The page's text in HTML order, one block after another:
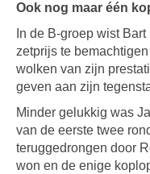
Ook nog maar één
In de B-groep wist
zetprijs te
wolken van zijn
geven aan zijn
Minder gelukkig was
van de eerste twee
teruggedrongen door
won en de enige